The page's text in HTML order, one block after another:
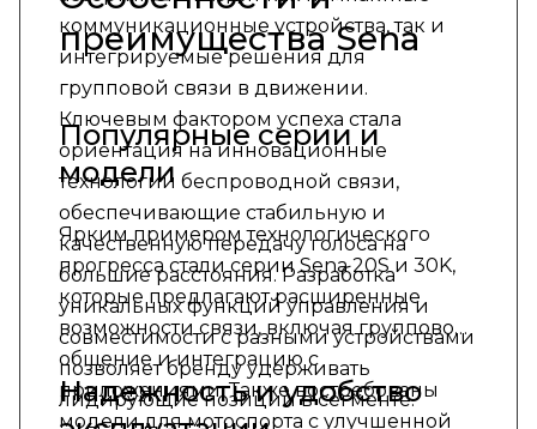
коммуникационные устройства, так и
интегрируемые решения для
групповой связи в движении.
Ключевым фактором успеха стала
ориентация на инновационные
технологии беспроводной связи,
обеспечивающие стабильную и
качественную передачу голоса на
большие расстояния. Разработка
уникальных функций управления и
совместимости с разными устройствами
позволяет бренду удерживать
лидирующие позиции в сегменте.
преимущества Sena
Популярные серии и
модели
Ярким примером технологического
прогресса стали серии Sena 20S и 30K,
которые предлагают расширенные
возможности связи, включая групповое
общение и интеграцию с
приложениями. Также востребованы
модели для мотоспорта с улучшенной
Надежность и удобство